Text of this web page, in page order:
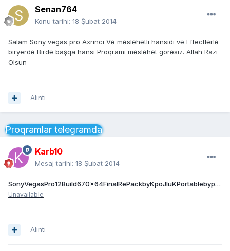
Senan764
Konu tarihi: 18 Şubat 2014
Salam Sony vegas pro Axrıncı Və məsləhətli hansıdı və Effectlərlə
biryerdə Birdə başqa hansı Proqramı məsləhət görəsiz. Allah Razı
Olsun
Alıntı
Proqramlar telegramda
Karb10
Mesaj tarihi: 18 Şubat 2014
SonyVegasPro12Build670x64FinalRePackbyKpoJIuKPortablebypunsh.torrent
Unavailable
Alıntı